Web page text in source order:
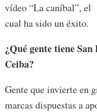
vídeo “La caníbal”, el
cual ha sido un éxito.
¿Qué gente tiene
Ceiba?
Gente que invierte en
marcas dispuestas a